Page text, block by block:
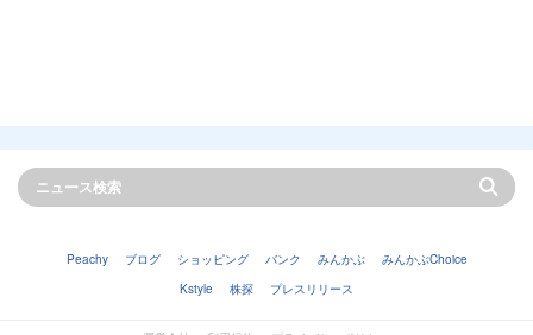
Peachy ブログ ショッピング バンク みんかぶ
みんかぶChoice
Kstyle
株探 プレスリリース